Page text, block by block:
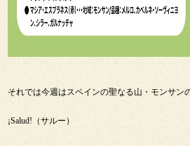
それでは今週はスペインの聖なる山・モンサン
¡Salud!（サルー）